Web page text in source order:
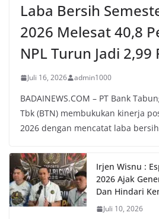
Laba Bersih
2026 Melesat 40,8
NPL Turun Jadi 2,99
Juli 16, 2026 admin1000
BADAINEWS.COM – PT Bank
Tbk (BTN) membukukan kinerja
2026 dengan mencatat laba
Irjen Wisnu :
2026 Ajak
Dan Hindari
Juli 10, 2026